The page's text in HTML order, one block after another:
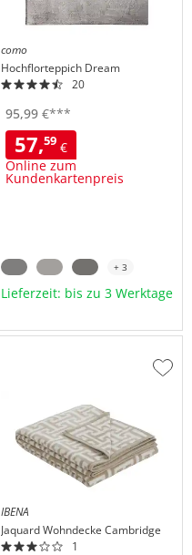
como
Hochflorteppich Dream
20
95,99€***
57,59€
Online zum
Kundenkartenpreis
+ 3
Lieferzeit: bis zu 3 Werktage
IBENA
Jaquard Wohndecke Cambridge
1
Zur